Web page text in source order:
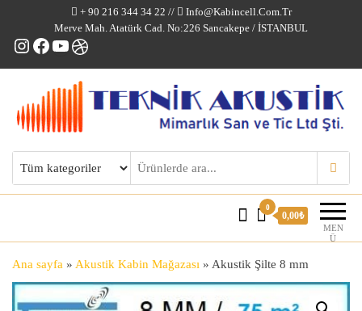
+ 90 216 344 34 22 //
Info@kabincell.com.tr
Merve Mah. Atatürk Cad. No:226 Sancakepe / İSTANBUL
Instagram
Facebook
YouTube
Dribbble
Kabincell Ofis Kabinleri
MEN
Ü
0
0,00₺
Ana sayfa » Akustik Kabin Mağazası » Akustik Şilte 8 mm